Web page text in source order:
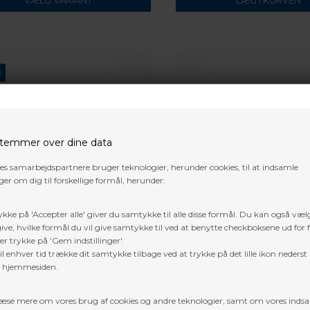
over dine data
samarbejdspartnere bruger teknologier, herunder cookies, til at indsamle
om dig til forskellige formål, herunder:
på 'Accepter alle' giver du samtykke til alle disse formål. Du kan også
hvilke formål du vil give samtykke til ved at benytte checkboksene ud for
trykke på 'Gem indstillinger'.
enhver tid trække dit samtykke tilbage ved at trykke på det lille ikon nederst
mere om vores brug af cookies og andre teknologier, samt om vores
Bow Safety Lock Machined
DKK
AAE ARIZONA
109,00DKK